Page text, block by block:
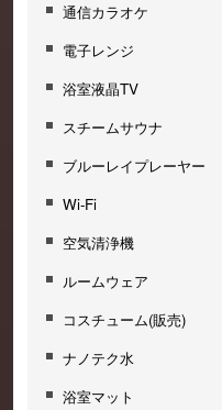
通信カラオケ
電子レンジ
浴室液晶TV
スチームサウナ
ブルーレイプレーヤー
Wi-Fi
空気清浄機
ルームウェア
コスチューム(販売)
ナノテク水
浴室マット